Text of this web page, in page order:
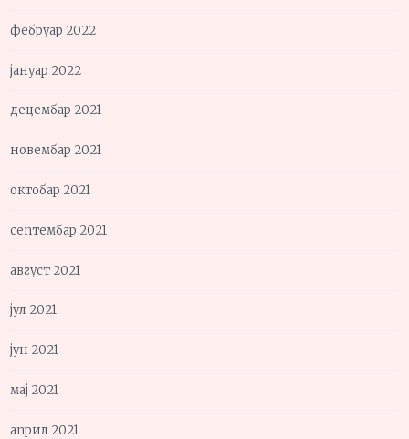
фебруар 2022
јануар 2022
децембар 2021
новембар 2021
октобар 2021
септембар 2021
август 2021
јул 2021
јун 2021
мај 2021
април 2021